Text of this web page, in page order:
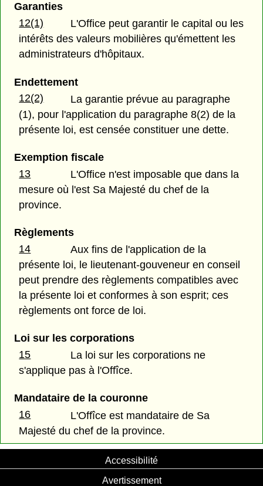
Garanties
12(1)
L'Office peut garantir le capital ou les
intérêts des valeurs mobilières qu'émettent les
administrateurs d'hôpitaux.
Endettement
12(2)
La garantie prévue au paragraphe
(1), pour l'application du paragraphe 8(2) de la
présente loi, est censée constituer une dette.
Exemption fiscale
13
L'Office n'est imposable que dans la
mesure où l'est Sa Majesté du chef de la
province.
Règlements
14
Aux fins de l'application de la
présente loi, le lieutenant-gouveneur en conseil
peut prendre des règlements compatibles avec
la présente loi et conformes à son esprit; ces
règlements ont force de loi.
Loi sur les corporations
15
La loi sur les corporations ne
s'applique pas à l'Offîce.
Mandataire de la couronne
16
L'Offîce est mandataire de Sa
Majesté du chef de la province.
Accessibilité
Avertissement